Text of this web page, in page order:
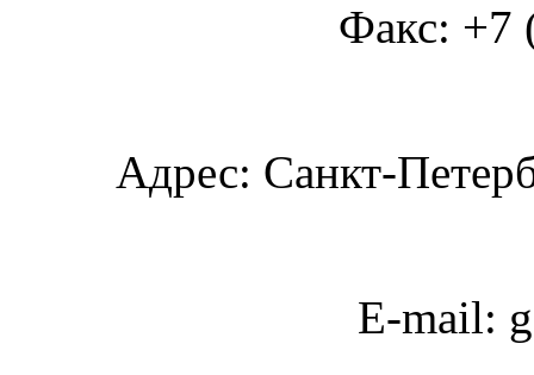
Факс: +7
Адрес: Санкт-
E-mail: